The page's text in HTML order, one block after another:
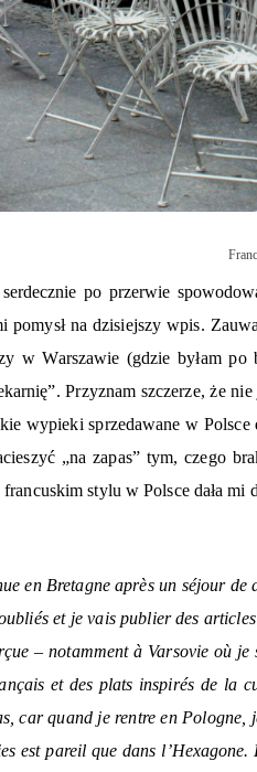
po przerwie
pomysł na dzisiejszy wpis.
w Warszawie (gdzie byłam po
Przyznam szczerze, że
wypieki sprzedawane w
„na zapas” tym, czego
stylu w Polsce dała mi
en Bretagne après un séjour
et je vais publier des
– notamment à Varsovie où
et des plats inspirés de la
car quand je rentre en
est pareil que dans